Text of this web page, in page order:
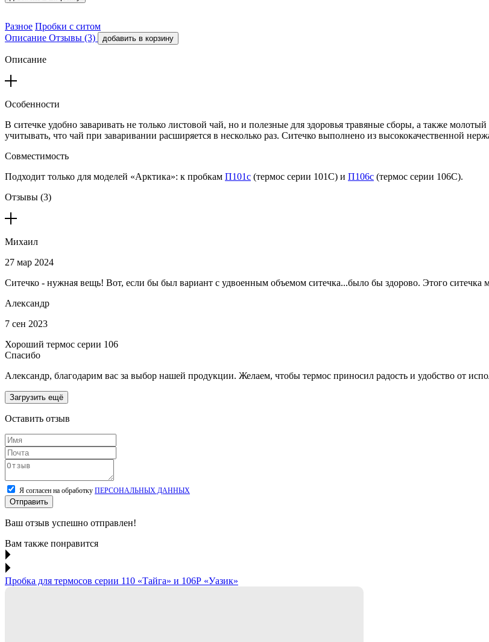
Разное Пробки с ситом
Описание Отзывы (3) добавить в корзину
Описание
Особенности
В ситечке удобно заваривать не только листовой чай, но и полезные для здоровья травяные сборы, а также
учитывать, что чай при заваривании расширяется в несколько раз. Ситечко выполнено из высококачественной
Совместимость
Подходит только для моделей «Арктика»: к пробкам П101с (термос серии 101С) и П106с (термос серии 106С).
Отзывы (3)
Михаил
27 мар 2024
Ситечко - нужная вещь! Вот, если бы был вариант с удвоенным объемом ситечка...было бы здорово. Этого ситечка
Александр
7 сен 2023
Хороший термос серии 106
Спасибо
Александр, благодарим вас за выбор нашей продукции. Желаем, чтобы термос приносил радость и удобство от
Загрузить ещё
Оставить отзыв
Я согласен на обработку ПЕРСОНАЛЬНЫХ ДАННЫХ
Отправить
Ваш отзыв успешно отправлен!
Вам также понравится
Пробка для термосов серии 110 «Тайга» и 106Р «Уазик»